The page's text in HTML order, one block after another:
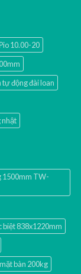
10.00-20
tự động đài loan
nhật
1500mm TW-
biệt 838x1220mm
bàn 200kg